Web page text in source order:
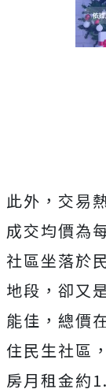
此外，交易
成交均價為
社區坐落於
地段，卻又
能佳，總價
住民生社區
房月租金約